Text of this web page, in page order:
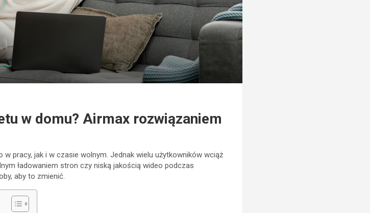
w domu? Airmax rozwiązaniem
pracy, jak i w czasie wolnym. Jednak wielu użytkowników wciąż
ładowaniem stron czy niską jakością wideo podczas
aby to zmienić.